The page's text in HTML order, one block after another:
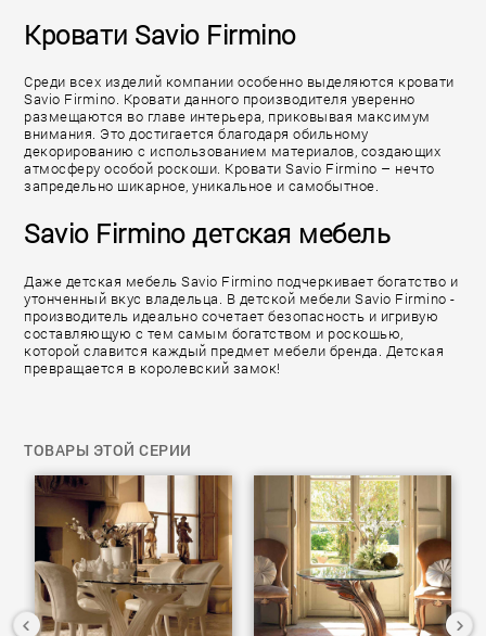
Кровати Savio Firmino
Среди всех изделий компании особенно выделяются кровати
Savio Firmino. Кровати данного производителя уверенно
размещаются во главе интерьера, приковывая максимум
внимания. Это достигается благодаря обильному
декорированию с использованием материалов, создающих
атмосферу особой роскоши. Кровати Savio Firmino – нечто
запредельно шикарное, уникальное и самобытное.
Savio Firmino детская мебель
Даже детская мебель Savio Firmino подчеркивает богатство и
утонченный вкус владельца. В детской мебели Savio Firmino -
производитель идеально сочетает безопасность и игривую
составляющую с тем самым богатством и роскошью,
которой славится каждый предмет мебели бренда. Детская
превращается в королевский замок!
ТОВАРЫ ЭТОЙ СЕРИИ